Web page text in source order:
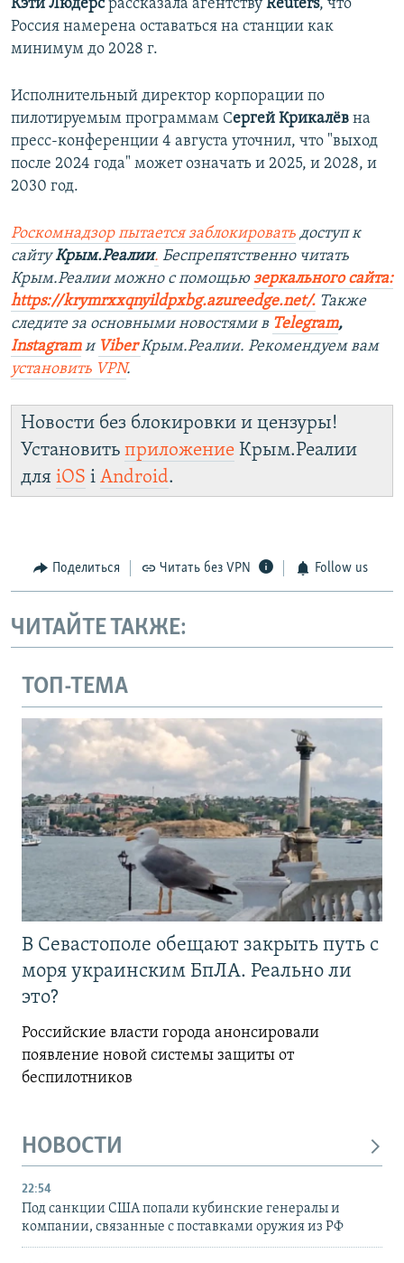
Кэти Людерсрассказала агентству Reuters, что
Россия намерена оставаться на станции как
минимум до 2028 г.
Исполнительный директор корпорации по
пилотируемым программам Сергей Крикалёв на
пресс-конференции 4 августа уточнил, что "выход
после 2024 года" может означать и 2025, и 2028, и
2030 год.
Роскомнадзор пытается заблокировать доступ к
сайтуКрым.Реалии. Беспрепятственно читать
Крым.Реалии можно с помощью зеркального сайта:
https://krymrxxqnyildpxbg.azureedge.net/. Также
следите за основными новостями в Telegram,
Instagramи ViberКрым.Реалии. Рекомендуем вам
установить VPN.
Новости без блокировки и цензуры!
Установить приложение Крым.Реалии
для iOS і Android.
Поделиться Читать без VPN Follow us
ЧИТАЙТЕ ТАКЖЕ:
ТОП-ТЕМА
В Севастополе обещают закрыть путь с
моря украинским БпЛА. Реально ли
это?
Российские власти города анонсировали
появление новой системы защиты от
беспилотников
НОВОСТИ
22:54
Под санкции США попали кубинские генералы и
компании, связанные с поставками оружия из РФ